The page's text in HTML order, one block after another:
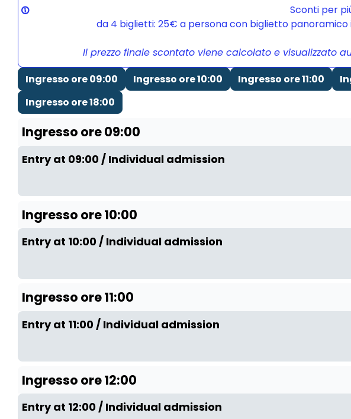
Sconti per
da 4 biglietti: 25€ a persona con biglietto
Il prezzo finale scontato viene calcolato e visualizzato
Ingresso ore 09:00
Ingresso ore 10:00 Ingresso ore 11:00
Ingresso ore 18:00
Ingresso ore 09:00
Entry at 09:00 / Individual admission
Ingresso ore 10:00
Entry at 10:00 / Individual admission
Ingresso ore 11:00
Entry at 11:00 / Individual admission
Ingresso ore 12:00
Entry at 12:00 / Individual admission